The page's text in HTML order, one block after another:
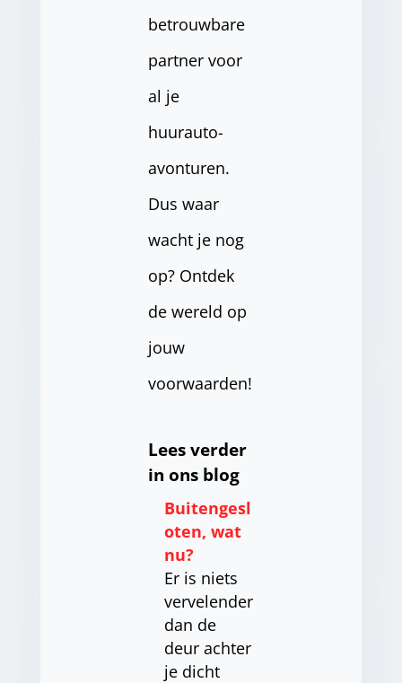
betrouwbare
partner voor
al je
huurauto-
avonturen.
Dus waar
wacht je nog
op? Ontdek
de wereld op
jouw
voorwaarden!
Lees verder
in ons blog
Buitengesl
oten, wat
nu?
Er is niets
vervelender
dan de
deur achter
je dicht